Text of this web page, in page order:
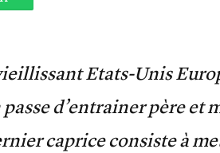
Etats-Unis
d’entrainer père et
caprice consiste à